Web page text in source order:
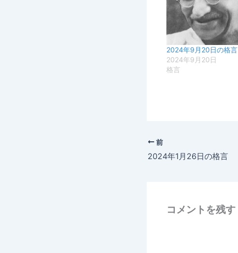
2024年9月20日の格言
2024年9月20日
格言
前
2024年1月26日の格言
コメントを残す